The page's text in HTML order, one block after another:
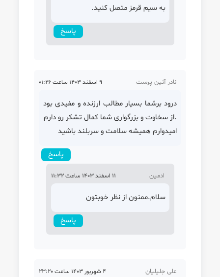
به سیم قرمز متصل کنید.
پاسخ
نادر آئین پرست 9 اسفند 1403 ساعت 01:26
درود برشما بسیار مطالب ارزنده و مفیدی بود
.از سخاوت و بزرگواری شما کمال تشکر رو دارم
امیدوارم همیشه سلامت و سربلند باشید
پاسخ
ادمین 11 اسفند 1403 ساعت 11:32
سلام.ممنون از نظر خوبتون
پاسخ
علی جلیلیان 4 شهریور 1403 ساعت 23:20